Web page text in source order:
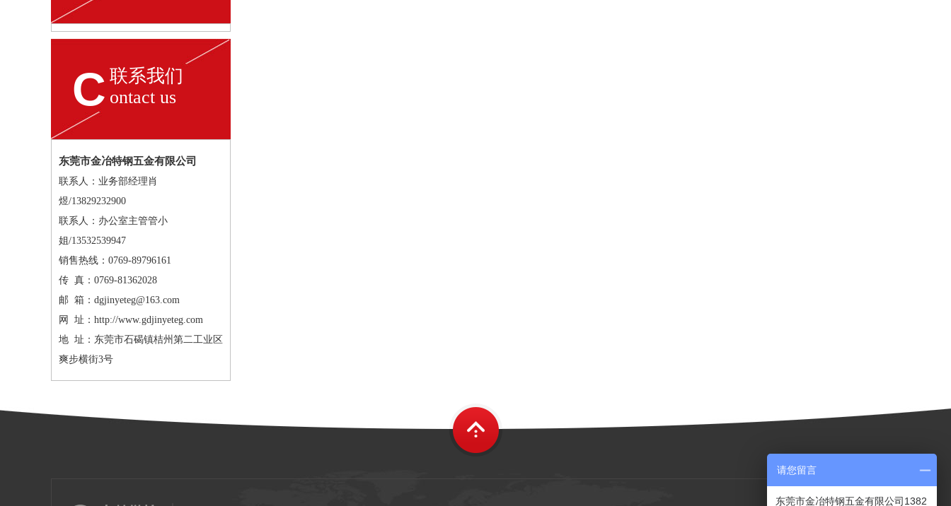
C 联系我们
ontact us
东莞市金冶特钢五金有限公司
联系人：业务部经理肖
煜/13829232900
联系人：办公室主管管小
姐/13532539947
销售热线：0769-89796161
传 真：0769-81362028
邮 箱：dgjinyeteg@163.com
网 址：http://www.gdjinyeteg.com
地 址：东莞市石碣镇桔州第二工业区
爽步横街3号
请您留言
东莞市金冶特钢五金有限公司1382